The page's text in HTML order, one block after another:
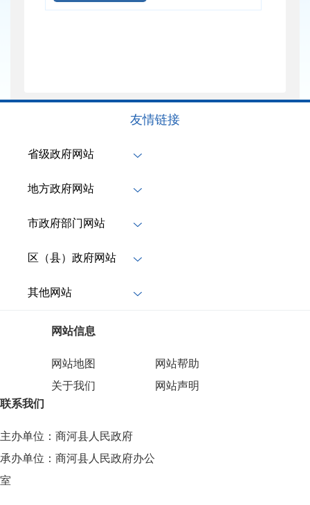
友情链接
省级政府网站
地方政府网站
市政府部门网站
区（县）政府网站
其他网站
网站信息
网站地图
网站帮助
关于我们
网站声明
联系我们
主办单位：商河县人民政府
承办单位：商河县人民政府办公
室